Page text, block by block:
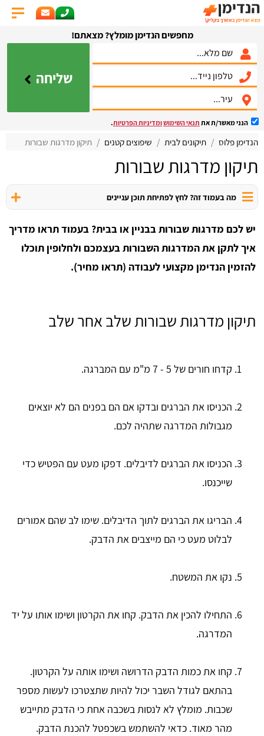
מחפשים הנדימן מומלץ? מצאתם!
שליחה
הנני מאשר/ת את תנאי השימושומדיניות הפרטיות.
הנדימן פלוס תיקונים לבית שיפוצים קטנים תיקון מדרגות שבורות
תיקון מדרגות שבורות
מה בעמוד זה? לחץ לפתיחת תוכן עניינים
יש לכם מדרגות שבורות בבניין או בבית? בעמוד תראו מדריך
איך לתקן את המדרגות השבורות בעצמכם ולחלופין תוכלו
להזמין הנדימן מקצועי לעבודה (תראו מחיר).
תיקון מדרגות שבורות שלב אחר שלב
קדחו חורים של 5 - 7 מ"מ עם המברגה.
הכניסו את הברגים ובדקו אם הם בפנים הם לא יוצאים
מגבולות המדרגה שתהיה לכם.
הכניסו את הברגים לדיבלים. דפקו מעט עם הפטיש כדי
שייכנסו.
הבריגו את הברגים לתוך הדיבלים. שימו לב שהם אמורים
לבלוט מעט כי הם מייצבים את הדבק.
נקו את המשטח.
התחילו להכין את הדבק. קחו את הקרטון ושימו אותו על יד
המדרגה.
קחו את כמות הדבק הדרושה ושימו אותה על הקרטון.
בהתאם לגודל השבר יכול להיות שתצטרכו לעשות מספר
שכבות. מומלץ לא לנסות בשכבה אחת כי הדבק מתייבש
מהר מאוד. כדאי להשתמש בשכפטל להכנת הדבק.